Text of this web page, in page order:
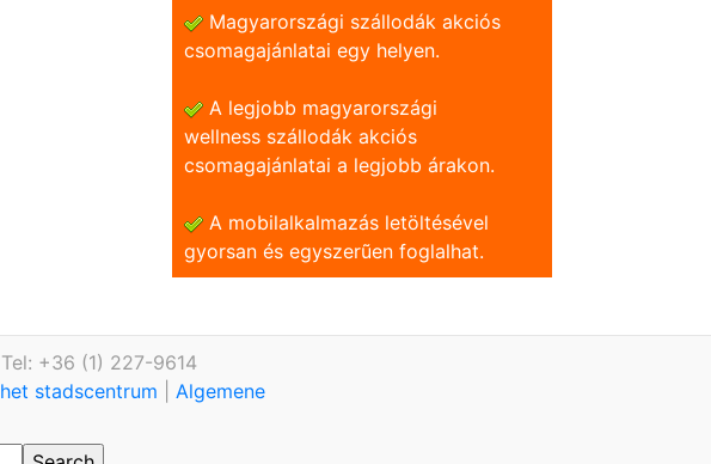
Magyarországi szállodák akciós
csomagajánlatai egy helyen.
A legjobb magyarországi
wellness szállodák akciós
csomagajánlatai a legjobb árakon.
A mobilalkalmazás letöltésével
gyorsan és egyszerũen foglalhat.
+36 (1) 227-9614
stadscentrum
Algemene